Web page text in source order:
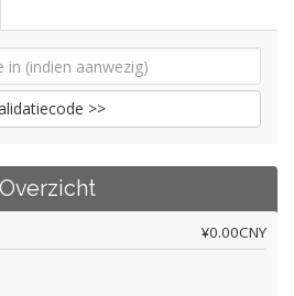
>>
Overzicht
¥0.00CNY